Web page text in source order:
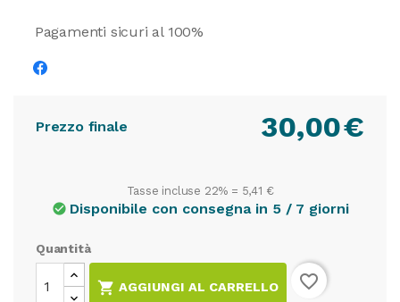
Pagamenti sicuri al 100%
Prezzo finale €
30,00
Tasse incluse 22% = 5,41 €
check_circle Disponibile con consegna in 5 / 7 giorni
Quantità
 AGGIUNGI AL CARRELLO favorite_border